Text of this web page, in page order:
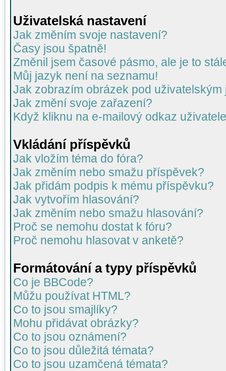
Uživatelská nastavení
Jak změním svoje nastavení?
Časy jsou špatně!
Změnil jsem časové pásmo, ale je to
Můj jazyk není na seznamu!
Jak zobrazím obrázek pod uživatelským
Jak změní svoje zařazení?
Když kliknu na e-mailový odkaz
Vkládání příspěvků
Jak vložím téma do fóra?
Jak změním nebo smažu příspěvek?
Jak přidám podpis k mému příspěvku?
Jak vytvořím hlasování?
Jak změním nebo smažu hlasování?
Proč se nemohu dostat k fóru?
Proč nemohu hlasovat v anketě?
Formátování a typy příspěvků
Co je BBCode?
Můžu používat HTML?
Co to jsou smajlíky?
Mohu přidávat obrázky?
Co to jsou oznámení?
Co to jsou důležitá témata?
Co to jsou uzamčená témata?